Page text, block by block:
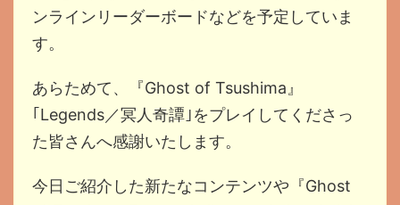
ンラインリーダーボードなどを予定していま
す。
あらためて、『Ghost of Tsushima』
｢Legends／冥人奇譚｣をプレイしてくださっ
た皆さんへ感謝いたします。
今日ご紹介した新たなコンテンツや『Ghost